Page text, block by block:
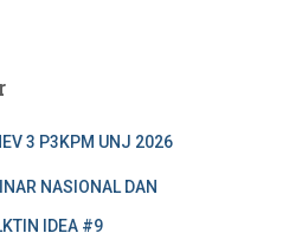
3 P3KPM UNJ 2026
NASIONAL DAN
IDEA #9